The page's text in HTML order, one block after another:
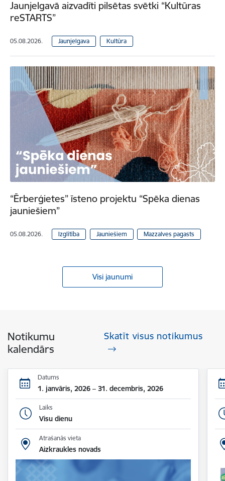
Jaunjelgavā aizvadīti pilsētas svētki “Kultūras
reSTARTS”
05.08.2026. Jaunjelgava Kultūra
“Ērberģietes” īsteno projektu “Spēka dienas
jauniešiem”
05.08.2026. Izglītība Jauniešiem Mazzalves pagasts
Visi jaunumi
Notikumu
kalendārs
Skatīt visus notikumus
Datums
1. janvāris, 2026 – 31. decembris, 2026
Laiks
Visu dienu
Atrašanās vieta
Aizkraukles novads